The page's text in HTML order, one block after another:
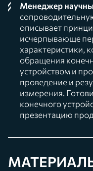
Менеджер
описывает
исчерпывающе
характеристики,
обращения
устройством и
проведение и
измерения.
конечного
презентацию